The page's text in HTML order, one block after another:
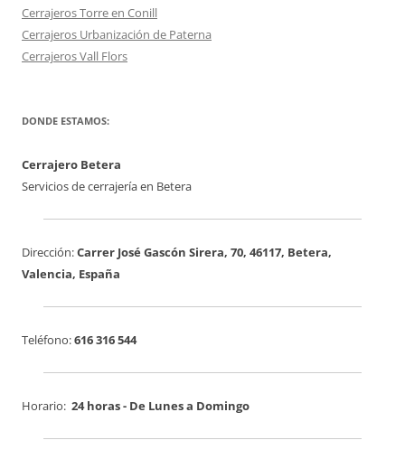
Cerrajeros Torre en Conill
Cerrajeros Urbanización de Paterna
Cerrajeros Vall Flors
DONDE ESTAMOS:
Cerrajero Betera
Servicios de cerrajería en Betera
Dirección:Carrer José Gascón Sirera, 70, 46117, Betera,
Valencia, España
Teléfono:616 316 544
Horario: 24 horas - De Lunes a Domingo